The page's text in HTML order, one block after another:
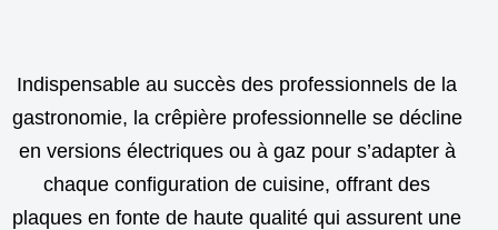
Indispensable au succès des professionnels de la
gastronomie, la crêpière professionnelle se décline
en versions électriques ou à gaz pour s’adapter à
chaque configuration de cuisine, offrant des
plaques en fonte de haute qualité qui assurent une